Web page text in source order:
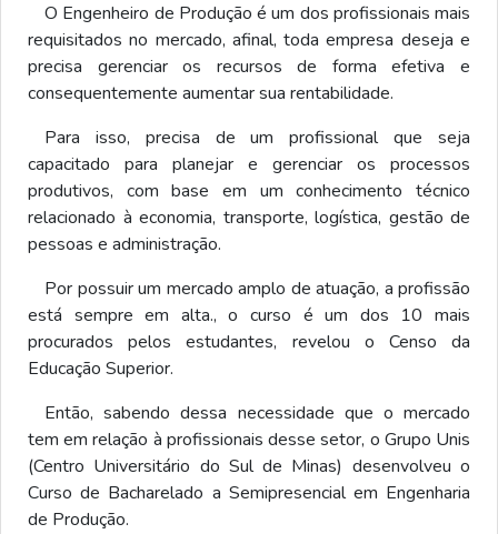
O Engenheiro de Produção é um dos profissionais mais
requisitados no mercado, afinal, toda empresa deseja e
precisa gerenciar os recursos de forma efetiva e
consequentemente aumentar sua rentabilidade.
Para isso, precisa de um profissional que seja
capacitado para planejar e gerenciar os processos
produtivos, com base em um conhecimento técnico
relacionado à economia, transporte, logística, gestão de
pessoas e administração.
Por possuir um mercado amplo de atuação, a profissão
está sempre em alta., o curso é um dos 10 mais
procurados pelos estudantes, revelou o Censo da
Educação Superior.
Então, sabendo dessa necessidade que o mercado
tem em relação à profissionais desse setor, o Grupo Unis
(Centro Universitário do Sul de Minas) desenvolveu o
Curso de Bacharelado a Semipresencial em Engenharia
de Produção.